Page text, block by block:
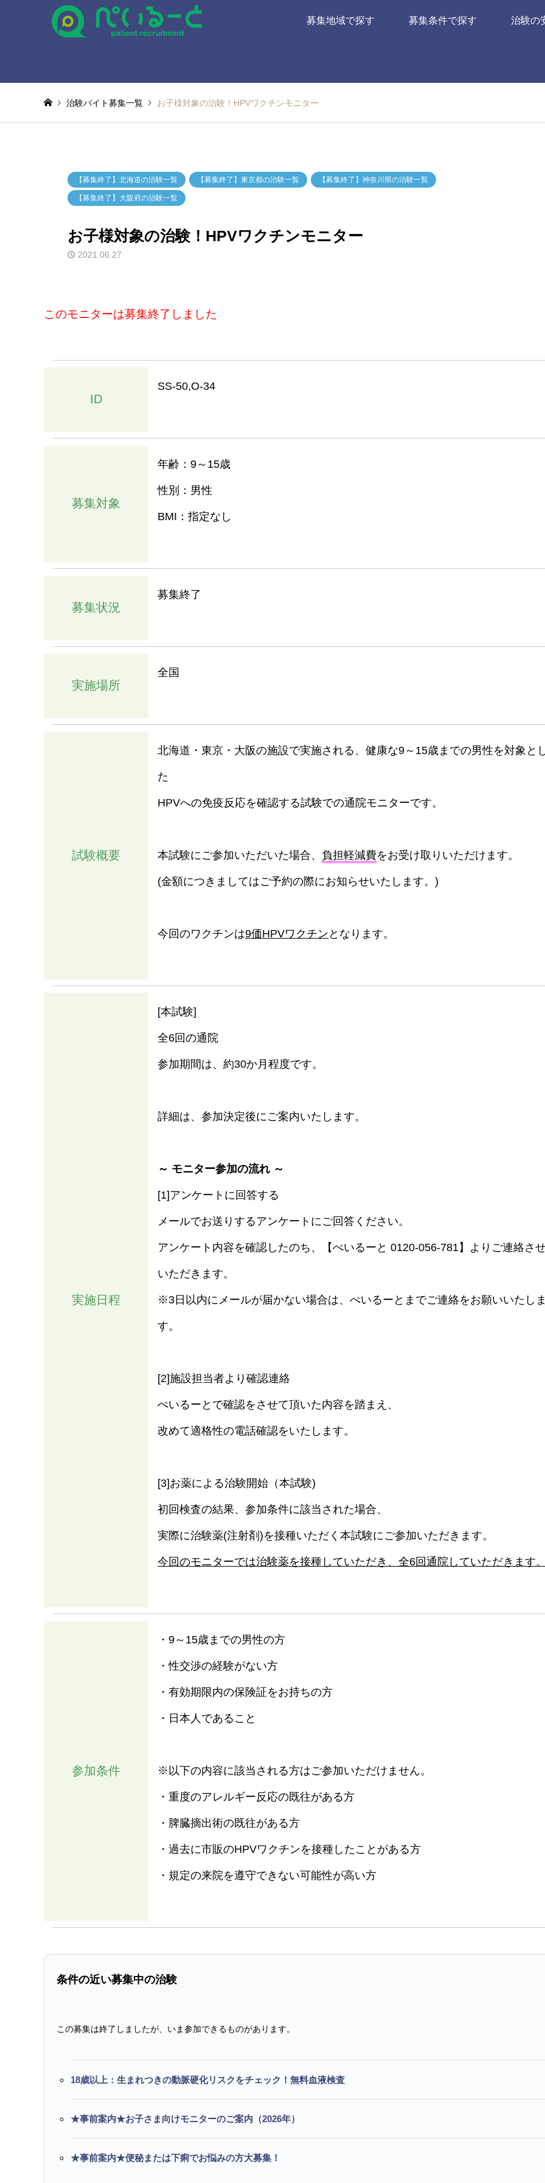
募集地域で探す 募集条件で探す 治験の
治験バイト募集一覧 お子様対象の治験！HPVワクチンモニター
【募集終了】北海道の治験一覧 【募集終了】東京都の治験一覧 【募集終了】神奈川県の治験一覧
【募集終了】大阪府の治験一覧
お子様対象の治験！HPVワクチンモニター
2021.06.27
このモニターは募集終了しました
ID
SS-50,O-34
募集対象
年齢：9～15歳
性別：男性
BMI：指定なし
募集状況
募集終了
実施場所
全国
試験概要
北海道・東京・大阪の施設で実施される、健康な9～15歳までの男性を対象と
た
HPVへの免疫反応を確認する試験での通院モニターです。
本試験にご参加いただいた場合、 負担軽減費をお受け取りいただけます。
(金額につきましてはご予約の際にお知らせいたします。)
今回のワクチンは9価HPVワクチン となります。
実施日程
[本試験]
全6回の通院
参加期間は、約30か月程度です。
詳細は、参加決定後にご案内いたします。
～ モニター参加の流れ ～
[1]アンケートに回答する
メールでお送りするアンケートにご回答ください。
アンケート内容を確認したのち、【ぺいるーと 0120-056-781】よりご連絡さ
いただきます。
※3日以内にメールが届かない場合は、ぺいるーとまでご連絡をお願いいたし
す。
[2]施設担当者より確認連絡
ぺいるーとで確認をさせて頂いた内容を踏まえ、
改めて適格性の電話確認をいたします。
[3]お薬による治験開始（本試験)
初回検査の結果、参加条件に該当された場合、
実際に治験薬(注射剤)を接種いただく本試験にご参加いただきます。
今回のモニターでは治験薬を接種していただき、全6回通院していただきます
参加条件
・9～15歳までの男性の方
・性交渉の経験がない方
・有効期限内の保険証をお持ちの方
・日本人であること
※以下の内容に該当される方はご参加いただけません。
・重度のアレルギー反応の既往がある方
・脾臓摘出術の既往がある方
・過去に市販のHPVワクチンを接種したことがある方
・規定の来院を遵守できない可能性が高い方
条件の近い募集中の治験
この募集は終了しましたが、いま参加できるものがあります。
18歳以上：生まれつきの動脈硬化リスクをチェック！無料血液検査
★事前案内★お子さま向けモニターのご案内（2026年）
★事前案内★便秘または下痢でお悩みの方大募集！